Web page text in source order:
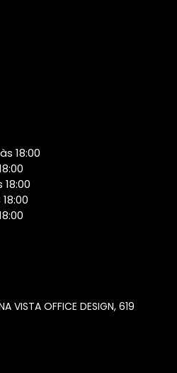
18:00
18:00
VISTA OFFICE DESIGN, 619